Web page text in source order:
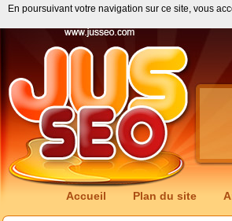
Accueil Plan du site
En poursuivant votre navigation sur ce site, vous